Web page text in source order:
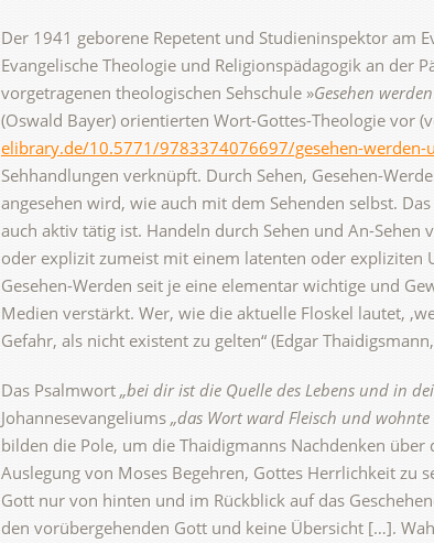
Der 1941 geborene Repetent und Studieninspektor am
Evangelische Theologie und Religionspädagogik an der
vorgetragenen theologischen Sehschule »Gesehen
(Oswald Bayer) orientierten Wort-Gottes-Theologie vor
elibrary.de/10.5771/9783374076697/gesehen-werden-
Sehhandlungen verknüpft. Durch Sehen, Gesehen-
angesehen wird, wie auch mit dem Sehenden selbst.
auch aktiv tätig ist. Handeln durch Sehen und An-
oder explizit zumeist mit einem latenten oder expliziten
Gesehen-Werden seit je eine elementar wichtige und
Medien verstärkt. Wer, wie die aktuelle Floskel lautet,
Gefahr, als nicht existent zu gelten“ (Edgar
Das Psalmwort „bei dir ist die Quelle des Lebens und in
Johannesevangeliums „das Wort ward Fleisch und
bilden die Pole, um die Thaidigmanns Nachdenken
Auslegung von Moses Begehren, Gottes Herrlichkeit zu
Gott nur von hinten und im Rückblick auf das
den vorübergehenden Gott und keine Übersicht […].